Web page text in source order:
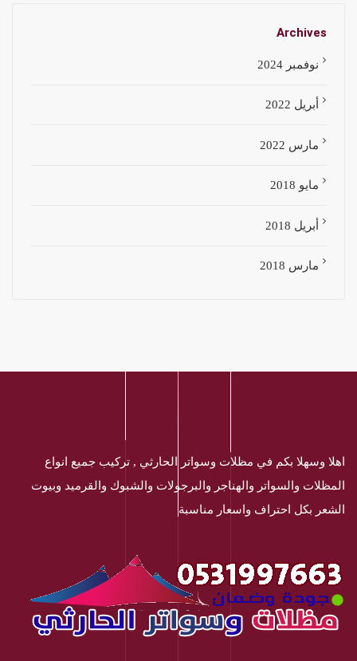
Archives
نوفمبر 2024
أبريل 2022
مارس 2022
مايو 2018
أبريل 2018
مارس 2018
اهلا وسهلا بكم في مظلات وسواتر الحارثي , تركيب جميع انواع
المظلات والسواتر والهناجر والبرجولات والشبوك والقرميد وبيوت
الشعر بكل احتراف واسعار مناسبة